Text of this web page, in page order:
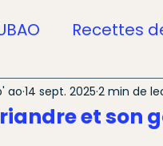
Recettes
le HUBAO
et son
ao 14 sept. 2025 2 min de